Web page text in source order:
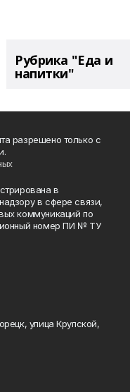
Рубрика "Еда и
напитки"
разрешено только с
в
в сфере связи,
коммуникаций по
номер ПИ № ТУ
улица Крупской,